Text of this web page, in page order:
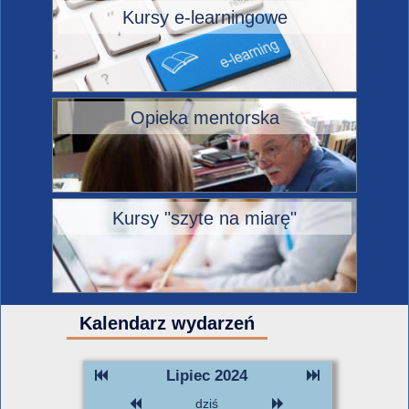
Kursy e-learningowe
Opieka mentorska
Kursy "szyte na miarę"
Kalendarz wydarzeń
Lipiec 2024
dziś